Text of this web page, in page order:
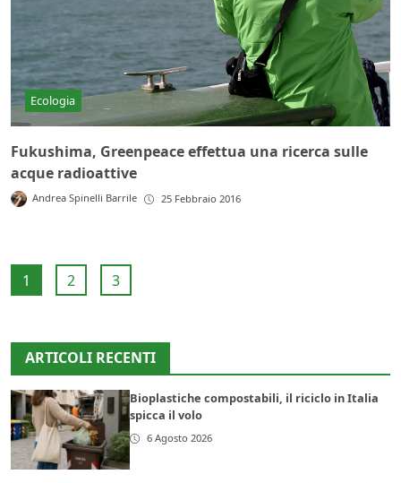
Ecologia
Fukushima, Greenpeace effettua una ricerca sulle
acque radioattive
Andrea Spinelli Barrile 25 Febbraio 2016
1 2 3
ARTICOLI RECENTI
Bioplastiche compostabili, il riciclo in Italia
spicca il volo
6 Agosto 2026